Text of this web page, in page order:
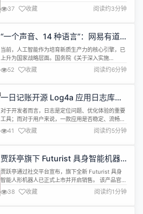
探索。双方将结合湖北大数据集团在数据资源、算力
调度、产业场景等方面的基础能力，以及百融智能在
企业级智能体、硅基员工、场景交付和结果计价方面
可计算&rdquo;，走向&ldquo;可应用、可产出、可
衡量&rdquo;。...
37 收藏 阅读约3分钟
“一个声音、14 种语言”：网易有道
首发零口音免参考文本的跨语种语音
克隆模型
当前，人工智能作为培育新质生产力的核心引擎，已
上升为国家战略层面。国务院《关于深入实施
&ldquo;人工智能+&rdquo;行动的意见》明确提出，
要加快AI核心技术自主创新、降低产业落地门槛、构
建开放共享的国产AI生态，推动人工智能与千行百业
&ldquo;子曰4.0&rdquo;大模型体系TTS语音合成引
擎&md...
52 收藏 阅读约6分钟
一日记账开源 Log4a 应用日志库：
让日志管理更高效、更安全
对于开发者而言，日志是定位问题、优化体验的重要
工具；而对于用户来说，一款应用是否稳定、流畅、
安全，往往也与背后的日志系统息息相关。 但在实际
开发中，日志管理并不总是件轻松的事。大量日志输
出容易拖慢应用性能，影响操作流畅性；应用崩溃或
包含账号信息或敏感数据，还可能带来隐私泄露风
险。如何在性能、稳定性与安全之间找到平...
41 收藏 阅读约5分钟
贾跃亭旗下 Futurist 具身智能机器
人上市，售价 89900 美元
贾跃亭通过社交平台宣布，旗下全新 Futurist 具身
智能人形机器人已正式上市并开启销售。 该产品官方
售价为 89,900 美元，价格中已包含价值 10,000 美
元的增强 Skills 技能包。 贾跃亭介绍称，作为一款
定位于&ldquo;All in One全能职业专家&rdquo;的
38 收藏 阅读约1分钟